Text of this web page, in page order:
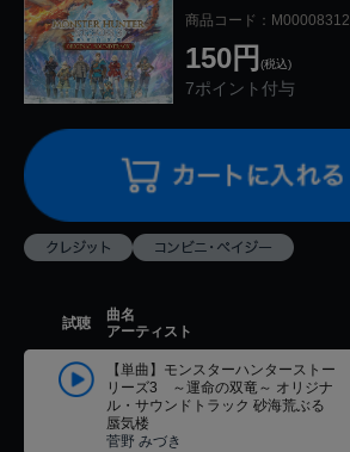
商品コード：M00008312
150円 (税込)
7ポイント付与
試聴
曲名
アーティスト
【単曲】モンスターハンターストー
リーズ3 ～運命の双竜～ オリジナ
ル・サウンドトラック 砂海荒ぶる
蜃気楼
菅野 みづき